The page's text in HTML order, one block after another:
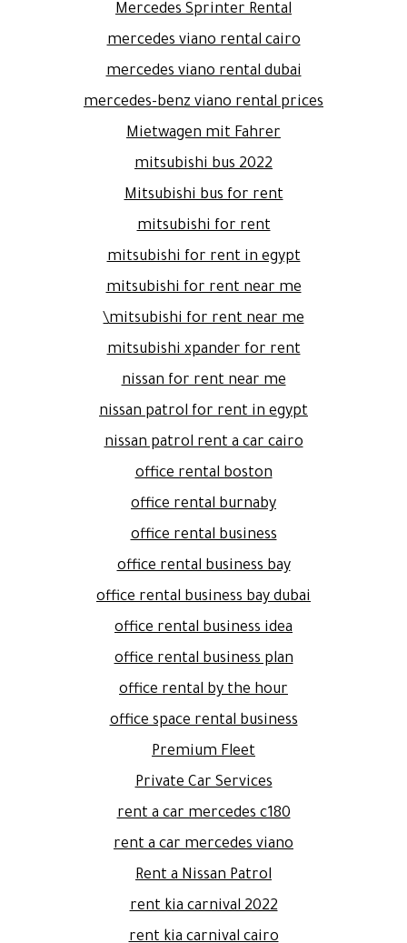
Mercedes Sprinter Rental
mercedes viano rental cairo
mercedes viano rental dubai
mercedes-benz viano rental prices
Mietwagen mit Fahrer
mitsubishi bus 2022
Mitsubishi bus for rent
mitsubishi for rent
mitsubishi for rent in egypt
mitsubishi for rent near me
mitsubishi for rent near me\
mitsubishi xpander for rent
nissan for rent near me
nissan patrol for rent in egypt
nissan patrol rent a car cairo
office rental boston
office rental burnaby
office rental business
office rental business bay
office rental business bay dubai
office rental business idea
office rental business plan
office rental by the hour
office space rental business
Premium Fleet
Private Car Services
rent a car mercedes c180
rent a car mercedes viano
Rent a Nissan Patrol
rent kia carnival 2022
rent kia carnival cairo